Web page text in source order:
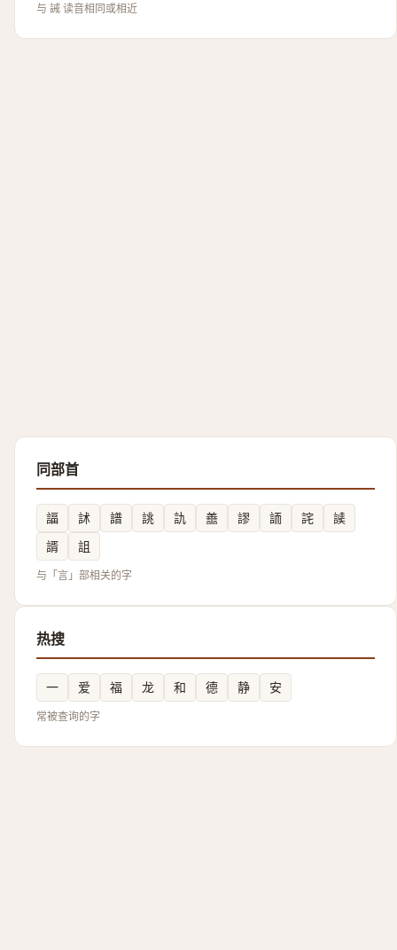
与 誡 读音相同或相近
同部首
諨 訹 譜 誂 訅 譱 謬 䛔 詫
䜁
諝
詛
与「言」部相关的字
热搜
一 爱 福 龙 和 德 静 安
常被查询的字